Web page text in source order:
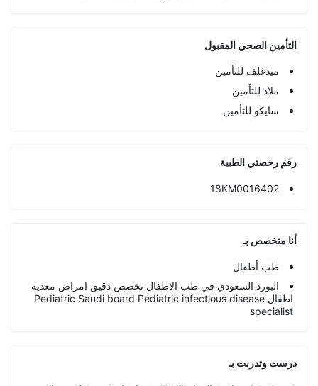
التأمين الصحي المقبول
ميدغلف للتأمين
ملاذ للتأمين
سايكو للتأمين
رقم رخصتي الطبية
18KM0016402
أنا متخصص بـ
طب أطفال
البورد السعودي في طب الاطفال تخصص دقيق امراض معديه
اطفال Pediatric Saudi board Pediatric infectious disease
specialist
درست وتدربت بـ